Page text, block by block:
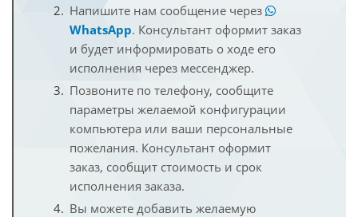
Напишите нам сообщение через
WhatsApp. Консультант оформит заказ
и будет информировать о ходе его
исполнения через мессенджер.
Позвоните по телефону, сообщите
параметры желаемой конфигурации
компьютера или ваши персональные
пожелания. Консультант оформит
заказ, сообщит стоимость и срок
исполнения заказа.
Вы можете добавить желаемую